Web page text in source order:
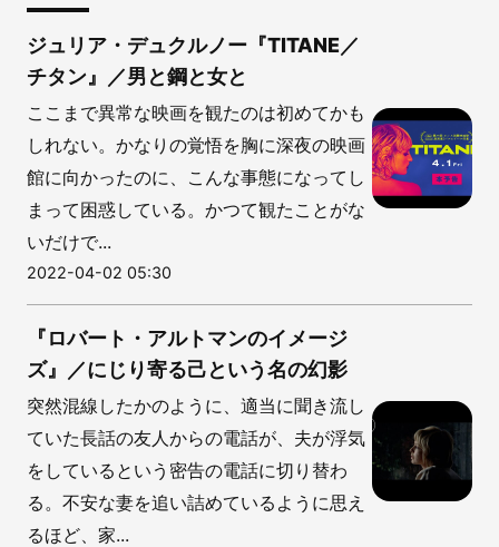
ジュリア・デュクルノー『TITANE／
チタン』／男と鋼と女と
ここまで異常な映画を観たのは初めてかも
しれない。かなりの覚悟を胸に深夜の映画
館に向かったのに、こんな事態になってし
まって困惑している。かつて観たことがな
いだけで...
2022-04-02 05:30
『ロバート・アルトマンのイメージ
ズ』／にじり寄る己という名の幻影
突然混線したかのように、適当に聞き流し
ていた長話の友人からの電話が、夫が浮気
をしているという密告の電話に切り替わ
る。不安な妻を追い詰めているように思え
るほど、家...